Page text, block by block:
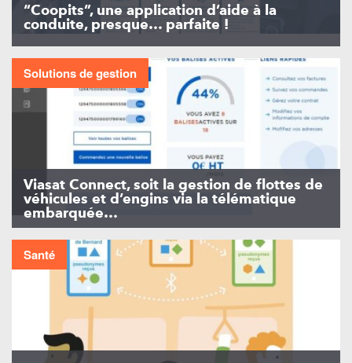
“Coopits”, une application d’aide à la
conduite, presque… parfaite !
Solutions de gestion
Viasat Connect, soit la gestion de flottes de
véhicules et d’engins via la télématique
embarquée…
Santé